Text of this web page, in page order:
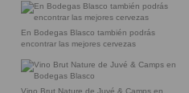
En Bodegas Blasco también podrás
encontrar las mejores cervezas
Vino Brut Nature de Juvé & Camps en